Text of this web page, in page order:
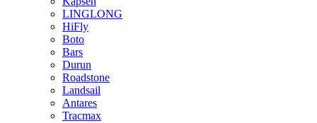
LINGLONG
HiFly
Boto
Bars
Durun
Roadstone
Landsail
Antares
Tracmax